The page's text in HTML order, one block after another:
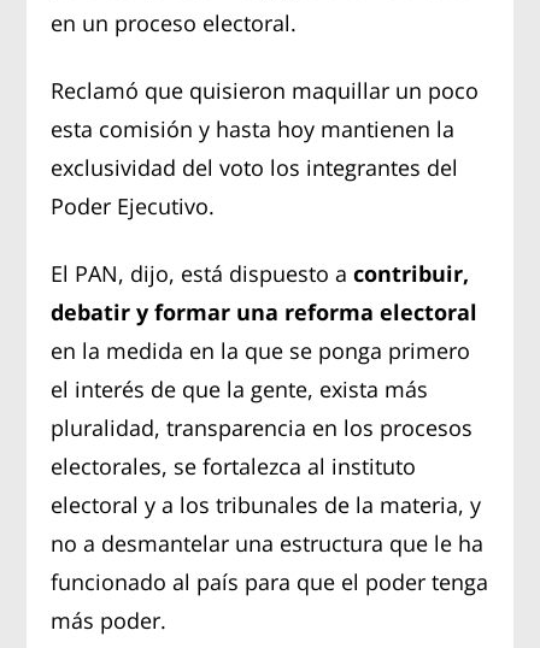
en un proceso electoral.
Reclamó que quisieron maquillar un poco
esta comisión y hasta hoy mantienen la
exclusividad del voto los integrantes del
Poder Ejecutivo.
El PAN, dijo, está dispuesto acontribuir,
debatir y formar una reforma electoral
en la medida en la que se ponga primero
el interés de que la gente, exista más
pluralidad, transparencia en los procesos
electorales, se fortalezca al instituto
electoral y a los tribunales de la materia, y
no a desmantelar una estructura que le ha
funcionado al país para que el poder tenga
más poder.